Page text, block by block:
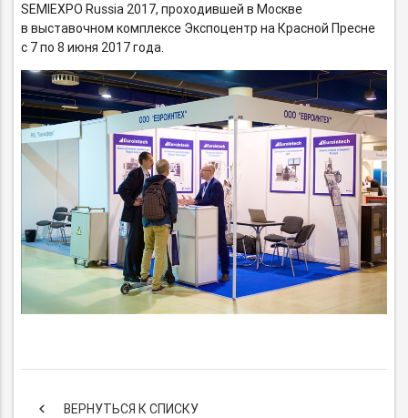
SEMIEXPO Russia 2017, проходившей в Москве
в выставочном комплексе Экспоцентр на Красной Пресне
с 7 по 8 июня 2017 года.
keyboard_arrow_left ВЕРНУТЬСЯ К СПИСКУ